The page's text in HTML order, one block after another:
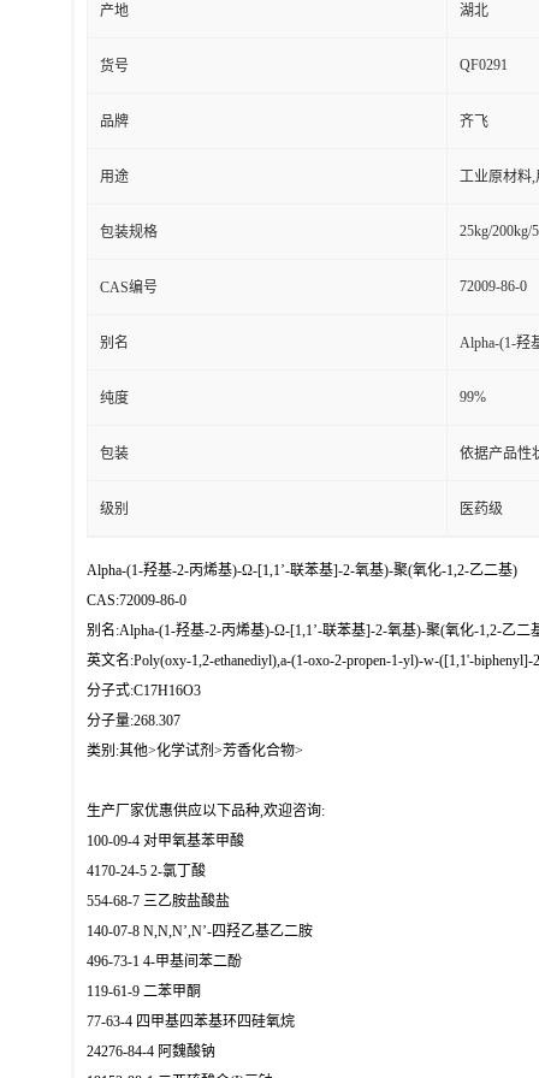
产地 湖北
货号 QF0291
品牌 齐飞
用途 工业原材料
包装规格 25kg/200kg/
CAS编号 72009-86-0
别名 Alpha-(1-羟
纯度 99%
包装 依据产品性
级别 医药级
Alpha-(1-羟基-2-丙烯基)-Ω-[1,1’-联苯基]-2-氧基)-聚(氧化-1,2-乙二基)
CAS:72009-86-0
别名:Alpha-(1-羟基-2-丙烯基)-Ω-[1,1’-联苯基]-2-氧基)-聚(氧化-1,2-乙二
英文名:Poly(oxy-1,2-ethanediyl),a-(1-oxo-2-propen-1-yl)-w-([1,1'-biphenyl]-
分子式:C17H16O3
分子量:268.307
类别:其他>化学试剂>芳香化合物>
生产厂家优惠供应以下品种,欢迎咨询:
100-09-4 对甲氧基苯甲酸
4170-24-5 2-氯丁酸
554-68-7 三乙胺盐酸盐
140-07-8 N,N,N’,N’-四羟乙基乙二胺
496-73-1 4-甲基间苯二酚
119-61-9 二苯甲酮
77-63-4 四甲基四苯基环四硅氧烷
24276-84-4 阿魏酸钠